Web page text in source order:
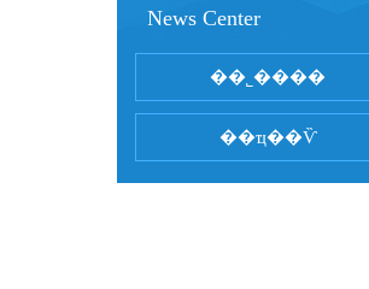
News Center
��˾����
��ҵ��Ѷ